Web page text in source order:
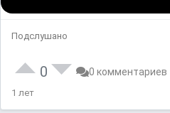
Подслушано
0 0 комментариев
1 лет